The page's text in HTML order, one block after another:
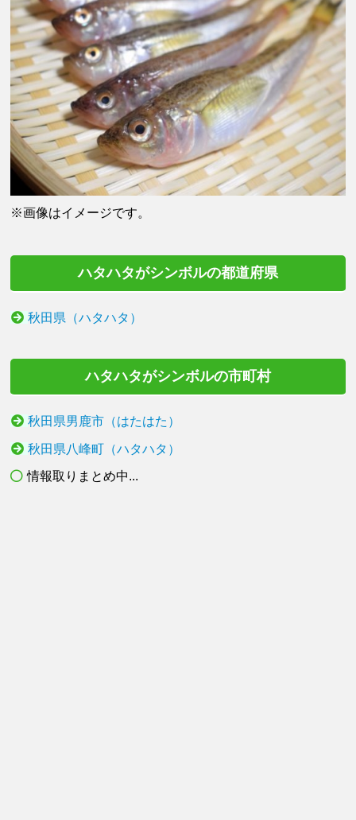
※画像はイメージです。
ハタハタがシンボルの都道府県
秋田県（ハタハタ）
ハタハタがシンボルの市町村
秋田県男鹿市（はたはた）
秋田県八峰町（ハタハタ）
情報取りまとめ中...